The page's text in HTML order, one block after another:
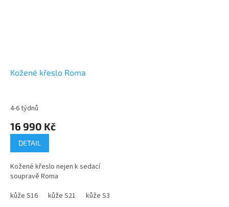
Kožené křeslo Roma
4-6 týdnů
16 990 Kč
DETAIL
Kožené křeslo nejen k sedací
soupravě Roma
kůže S16
kůže S21 kůže S34